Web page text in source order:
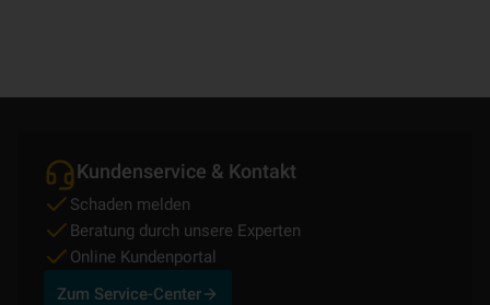
Kundenservice & Kontakt
Schaden melden
Beratung durch unsere Experten
Online Kundenportal
Zum Service-Center